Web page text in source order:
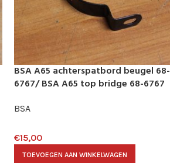
BSA A65 achterspatbord beugel 68-
6767/ BSA A65 top bridge 68-6767
BSA
€15,00
TOEVOEGEN AAN WINKELWAGEN